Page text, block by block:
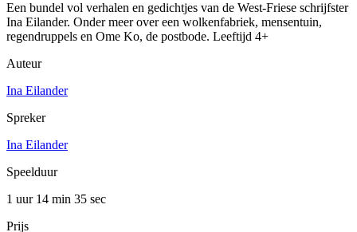
Een bundel vol verhalen en gedichtjes van de West-Friese schrijfster
Ina Eilander. Onder meer over een wolkenfabriek, mensentuin,
regendruppels en Ome Ko, de postbode. Leeftijd 4+
Auteur
Ina Eilander
Spreker
Ina Eilander
Speelduur
1 uur 14 min 35 sec
Prijs